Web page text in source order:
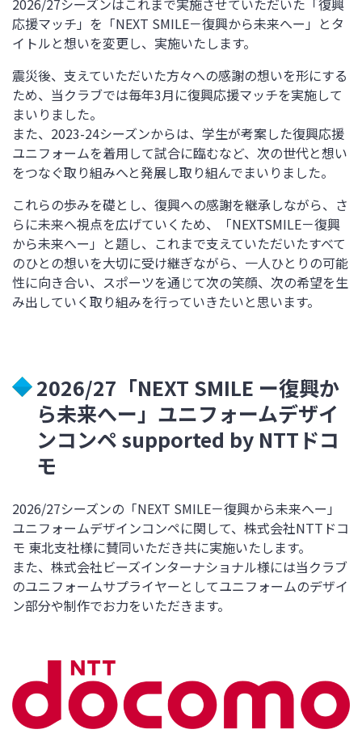
2026/27シーズンはこれまで実施させていただいた「復興
応援マッチ」を「NEXT SMILE－復興から未来へー」とタ
イトルと想いを変更し、実施いたします。
震災後、支えていただいた方々への感謝の想いを形にする
ため、当クラブでは毎年3月に復興応援マッチを実施して
まいりました。
また、 2023-24シーズンからは、学生が考案した復興応援
ユニフォームを着用して試合に臨むなど、次の世代と想い
をつなぐ取り組みへと発展し取り組んでまいりました。
これらの歩みを礎とし、復興への感謝を継承しながら、さ
らに未来へ視点を広げていくため、「NEXTSMILE－復興
から未来へー」と題し、これまで支えていただいたすべて
のひとの想いを大切に受け継ぎながら、一人ひとりの可能
性に向き合い、スポーツを通じて次の笑顔、次の希望を生
み出していく取り組みを行っていきたいと思います。
2026/27「NEXT SMILE ー復興か
ら未来へー」ユニフォームデザイ
ンコンペsupported by NTT ドコ
モ
2026/27シーズンの「NEXT SMILE－復興から未来へー」
ユニフォームデザインコンペに関して、株式会社NTT ドコ
モ 東北支社様に賛同いただき共に実施いたします。
また、株式会社ビーズインターナショナル様には当クラブ
のユニフォームサプライヤーとしてユニフォームのデザイ
ン部分や制作でお力をいただきます。